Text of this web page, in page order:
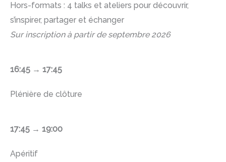
Hors-formats : 4 talks et ateliers pour découvrir,
s’inspirer, partager et échanger
Sur inscription à partir de septembre 2026
16:45 → 17:45
Plénière de clôture
17:45 → 19:00
Apéritif